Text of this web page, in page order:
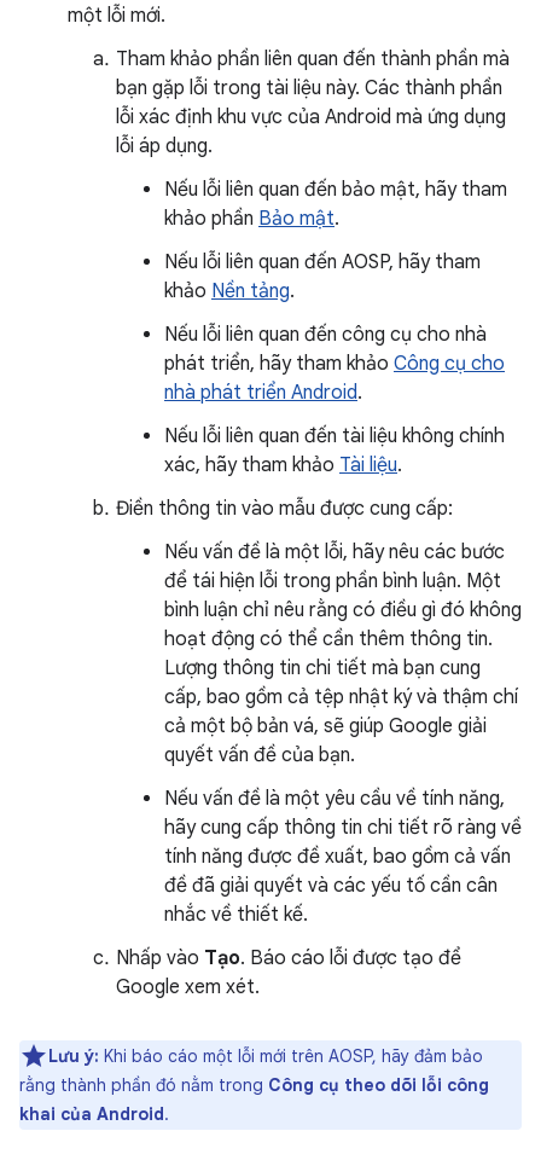
một lỗi mới.
Tham khảo phần liên quan đến thành phần mà
bạn gặp lỗi trong tài liệu này. Các thành phần
lỗi xác định khu vực của Android mà ứng dụng
lỗi áp dụng.
Nếu lỗi liên quan đến bảo mật, hãy tham
khảo phần Bảo mật.
Nếu lỗi liên quan đến AOSP, hãy tham
khảo Nền tảng.
Nếu lỗi liên quan đến công cụ cho nhà
phát triển, hãy tham khảo Công cụ cho
nhà phát triển Android.
Nếu lỗi liên quan đến tài liệu không chính
xác, hãy tham khảo Tài liệu.
Điền thông tin vào mẫu được cung cấp:
Nếu vấn đề là một lỗi, hãy nêu các bước
để tái hiện lỗi trong phần bình luận. Một
bình luận chỉ nêu rằng có điều gì đó không
hoạt động có thể cần thêm thông tin.
Lượng thông tin chi tiết mà bạn cung
cấp, bao gồm cả tệp nhật ký và thậm chí
cả một bộ bản vá, sẽ giúp Google giải
quyết vấn đề của bạn.
Nếu vấn đề là một yêu cầu về tính năng,
hãy cung cấp thông tin chi tiết rõ ràng về
tính năng được đề xuất, bao gồm cả vấn
đề đã giải quyết và các yếu tố cần cân
nhắc về thiết kế.
Nhấp vào Tạo. Báo cáo lỗi được tạo để
Google xem xét.
Lưu ý: Khi báo cáo một lỗi mới trên AOSP, hãy đảm bảo
rằng thành phần đó nằm trong Công cụ theo dõi lỗi công
khai của Android.